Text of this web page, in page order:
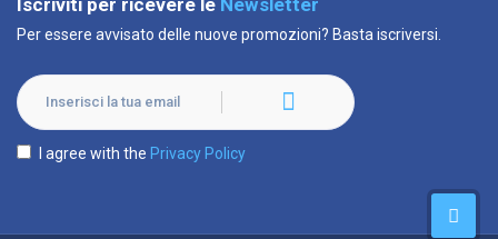
Iscriviti per ricevere le Newsletter
Per essere avvisato delle nuove promozioni? Basta iscriversi.
I agree with the Privacy Policy